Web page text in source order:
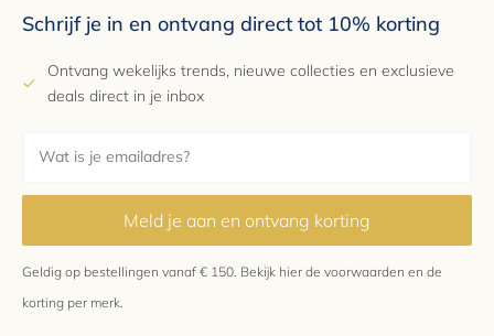
Schrijf je in en ontvang direct tot 10% korting
Ontvang wekelijks trends, nieuwe collecties en exclusieve
deals direct in je inbox
Meld je aan en ontvang korting
Geldig op bestellingen vanaf € 150. Bekijk hier de voorwaarden en de
korting per merk.